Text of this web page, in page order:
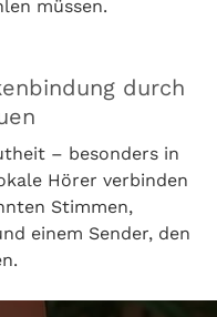
müssen.
durch
– besonders in
Hörer verbinden
Stimmen,
einem Sender, den